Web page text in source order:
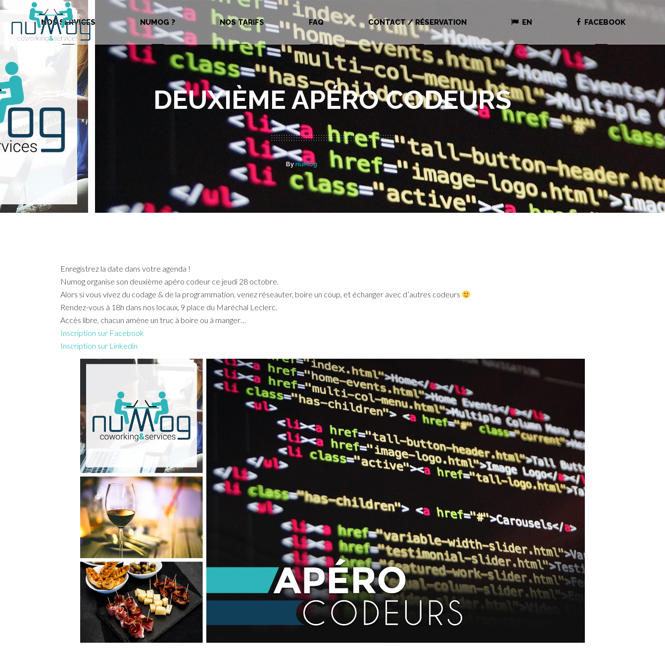
NOS SERVICES NUMOG ? NOS TARIFS FAQ CONTACT / RÉSERVATION EN FACEBOOK
DEUXIÈME APÉRO CODEURS
BynuMog
Enregistrez la date dans votre agenda !
Numog organise son deuxième apéro codeur ce jeudi 28 octobre.
Alors si vous vivez du codage & de la programmation, venez réseauter, boire un coup, et échanger avec d’autres codeurs
Rendez-vous à 18h dans nos locaux, 9 place du Maréchal Leclerc.
Accès libre, chacun amène un truc à boire ou à manger…
Inscription sur Facebook
Inscription sur Linkedin